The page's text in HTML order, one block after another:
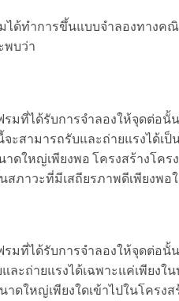
ด้ทำการขึ้นแบบจำลองทางค
พบว่า
รมที่ได้รับการจำลองให้จุดต่อ
จะสามารถรับและถ่ายแรงได้
ดใหญ่เพียงพอ โครงสร้างโค
ภาวะที่มีเสถียรภาพดีเพียงพอ
รมที่ได้รับการจำลองให้จุดต่อ
ละถ่ายแรงได้เฉพาะแค่เพียง
ใหญ่เพียงใดเข้าไปในโครงส